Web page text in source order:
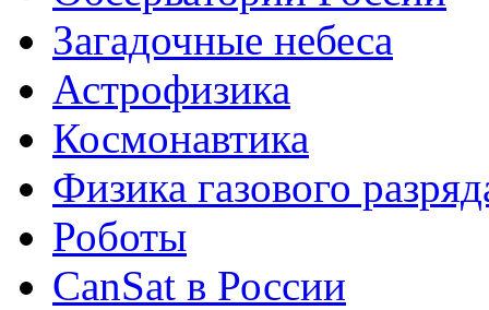
Загадочные небеса
Астрофизика
Космонавтика
Физика газового
Роботы
CanSat в России